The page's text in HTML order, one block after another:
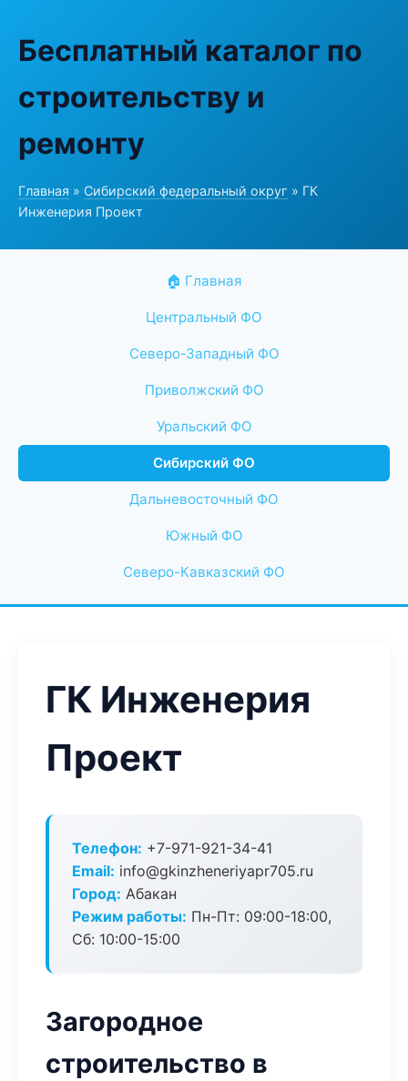
Бесплатный каталог по
строительству и
ремонту
Главная » Сибирский федеральный округ » ГК
Инженерия Проект
🏠 Главная
Центральный ФО
Северо-Западный ФО
Приволжский ФО
Уральский ФО
Сибирский ФО
Дальневосточный ФО
Южный ФО
Северо-Кавказский ФО
ГК Инженерия
Проект
Телефон: +7-971-921-34-41
Email: info@gkinzheneriyapr705.ru
Город: Абакан
Режим работы: Пн-Пт: 09:00-18:00,
Сб: 10:00-15:00
Загородное
строительство в